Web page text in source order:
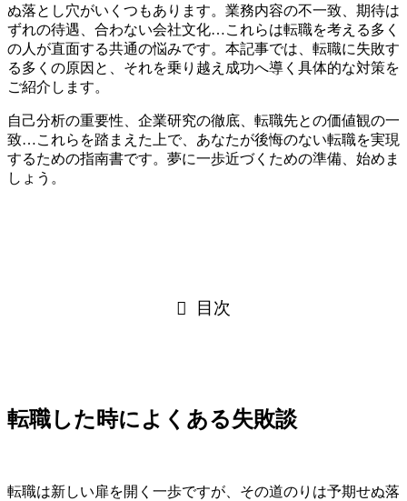
ぬ落とし穴がいくつもあります。業務内容の不一致、期待は
ずれの待遇、合わない会社文化…これらは転職を考える多く
の人が直面する共通の悩みです。本記事では、転職に失敗す
る多くの原因と、それを乗り越え成功へ導く具体的な対策を
ご紹介します。
自己分析の重要性、企業研究の徹底、転職先との価値観の一
致…これらを踏まえた上で、あなたが後悔のない転職を実現
するための指南書です。夢に一歩近づくための準備、始めま
しょう。
目次
転職した時によくある失敗談
転職は新しい扉を開く一歩ですが、その道のりは予期せぬ落